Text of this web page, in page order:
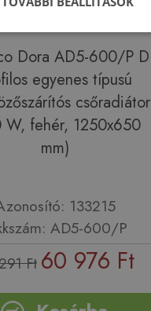
Dora AD5-600/P D
egyenes típusú
csőradiátor
W, fehér, 1250x650
mm)
133215
AD5-600/P
Ft 60 976 Ft